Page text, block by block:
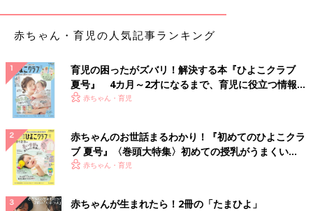
赤ちゃん・育児の人気記事ランキング
育児の困ったがズバリ！解決する本『ひよこクラブ
夏号』 4カ月～2才になるまで、育児に役立つ情報が
いっぱい！
赤ちゃん・育児
赤ちゃんのお世話まるわかり！『初めてのひよこクラ
ブ 夏号』〈巻頭大特集〉初めての授乳がうまくい
く！ おっぱい・ミルクの基本と夏のトラブル 解決テ
赤ちゃん・育児
赤ちゃんが生まれたら！2冊の「たまひよ」